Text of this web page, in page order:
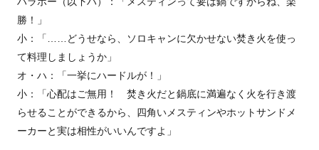
勝！」
小：「……どうせなら、ソロキャンに欠かせない焚き火を使っ
て料理しましょうか」
オ・ハ：「一挙にハードルが！」
小：「心配はご無用！ 焚き火だと鍋底に満遍なく火を行き渡
らせることができるから、四角いメスティンやホットサンドメ
ーカーと実は相性がいいんですよ」